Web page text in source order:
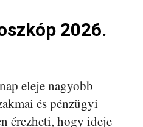
2026.
eleje nagyobb
és pénzügyi
érezheti, hogy ideje